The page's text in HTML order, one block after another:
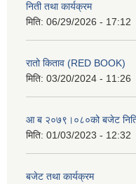
निती तथा कार्यक्रम
मिति: 06/29/2026 - 17:12
रातो किताव (RED BOOK)
मिति: 03/20/2024 - 11:26
आ ब २०७९।०८०को बजेट निति
मिति: 01/03/2023 - 12:32
बजेट तथा कार्यक्रम